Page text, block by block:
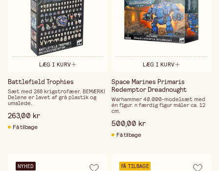
LÆG I KURV
Battlefield Trophies
Sæt med 288 krigstrofæer. BEMÆRK!
Delene er lavet af grå plastik og
umalede.
263,00 kr
Få tilbage
LÆG I KURV
Space Marines Primaris
Redemptor Dreadnought
Warhammer 40.000-modelsæt med
én figur. n færdig figur måler ca. 12
cm.
500,00 kr
Få tilbage
NYHED FÅ TILBAGE